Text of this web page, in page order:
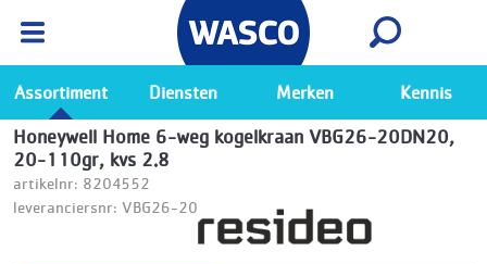
Ga naar de Wasco app
Bekijk
Assortiment Diensten Merken Kennis
Honeywell Home 6-weg kogelkraan VBG26-20DN20,
20-110gr, kvs 2.8
artikelnr: 8204552
leveranciersnr: VBG26-20